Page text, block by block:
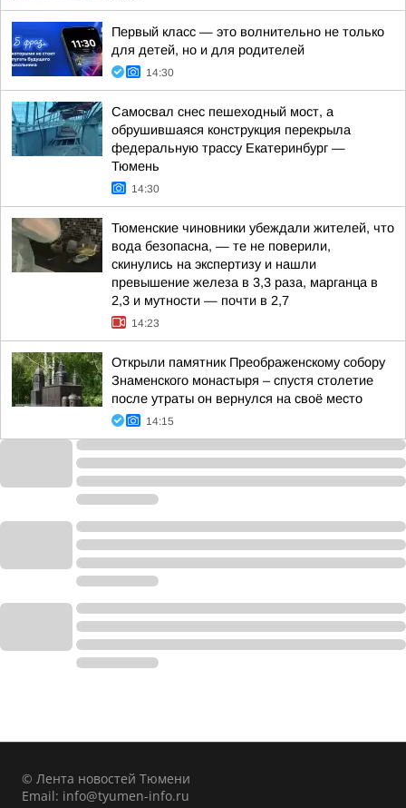
Первый класс — это волнительно не только
для детей, но и для родителей
14:30
Самосвал снес пешеходный мост, а
обрушившаяся конструкция перекрыла
федеральную трассу Екатеринбург —
Тюмень
14:30
Тюменские чиновники убеждали жителей, что
вода безопасна, — те не поверили,
скинулись на экспертизу и нашли
превышение железа в 3,3 раза, марганца в
2,3 и мутности — почти в 2,7
14:23
Открыли памятник Преображенскому собору
Знаменского монастыря – спустя столетие
после утраты он вернулся на своё место
14:15
© Лента новостей Тюмени
Email: info@tyumen-info.ru